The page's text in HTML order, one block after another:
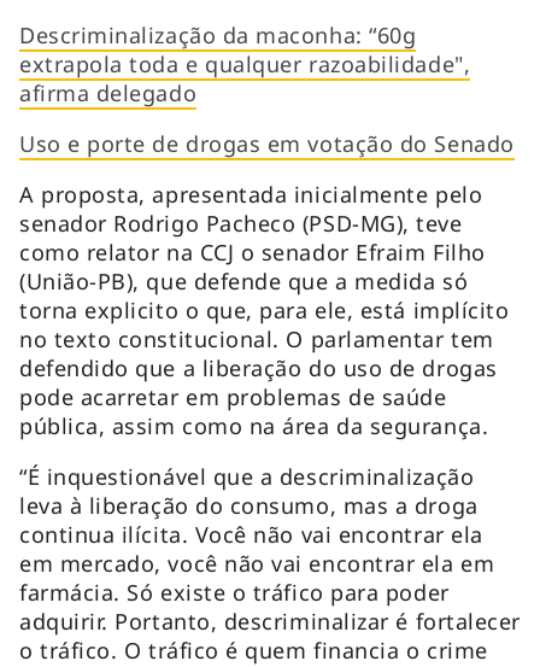
Descriminalização da maconha: “60g
extrapola toda e qualquer razoabilidade",
afirma delegado
Uso e porte de drogas em votação do Senado
A proposta, apresentada inicialmente pelo
senador Rodrigo Pacheco (PSD-MG), teve
como relator na CCJ o senador Efraim Filho
(União-PB), que defende que a medida só
torna explicito o que, para ele, está implícito
no texto constitucional. O parlamentar tem
defendido que a liberação do uso de drogas
pode acarretar em problemas de saúde
pública, assim como na área da segurança.
“É inquestionável que a descriminalização
leva à liberação do consumo, mas a droga
continua ilícita. Você não vai encontrar ela
em mercado, você não vai encontrar ela em
farmácia. Só existe o tráfico para poder
adquirir. Portanto, descriminalizar é fortalecer
o tráfico. O tráfico é quem financia o crime